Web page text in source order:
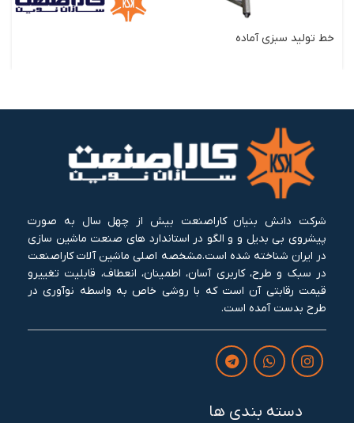
خط تولید سبزی آماده
شرکت دانش بنیان کاراصنعت بیش از چهل سال به صورت
پیشروی بی بدیل و و الگو در استاندارد های صنعت ماشین سازی
در ایران شناخته شده است.مشخصه اصلی ماشین آلات کاراصنعت
در سبک و طرح، کاربری آسان، اطمینان، انعطاف، قابلیت تغییرو
قیمت رقابتی آن است که با روشی خاص به واسطه نوآوری در
طرح بدست آمده است.
دسته بندی ها